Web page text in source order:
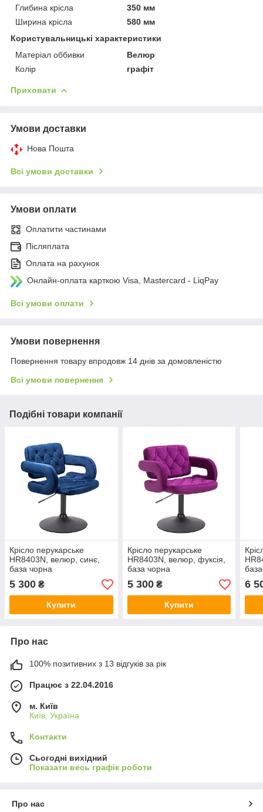
Глибина крісла
350 мм
Ширина крісла
580 мм
Користувальницькі характеристики
Матеріал оббивки
Велюр
Колір
графіт
Приховати
Умови доставки
Нова Пошта
Всі умови доставки
Умови оплати
Оплатити частинами
Післяплата
Оплата на рахунок
Онлайн-оплата карткою Visa, Mastercard - LiqPay
Всі умови оплати
Умови повернення
Повернення товару впродовж 14 днів за домовленістю
Всі умови повернення
Подібні товари компанії
Крісло перукарське
НR8403N, велюр, синє,
база чорна
5 300 ₴
Купити
Крісло перукарське
НR8403N, велюр, фуксія,
база чорна
5 300₴
Купити
6
Про нас
100% позитивних з 13 відгуків за рік
Працює з 22.04.2016
м. Київ
Київ, Україна
Контакти
Сьогодні вихідний
Показати весь графік роботи
Про нас